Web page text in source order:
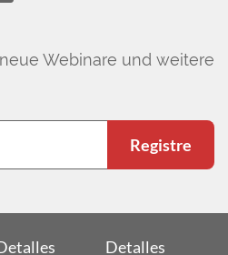
Webinare und weitere
Registre
Detalles